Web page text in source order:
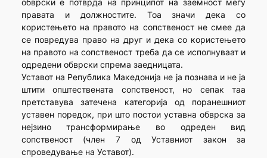
обврски е потврда на принципот на заемност меѓу
правата и должностите. Тоа значи дека со
користењето на правото на сопственост не смее да
се повредува право на друг и дека со користењето
на правото на сопственост треба да се исполнуваат и
одредени обврски спрема заедницата.
Уставот на Република Македонија не ја познава и не ја
штити општествената сопственост, но сепак таа
претставува затечена категорија од поранешниот
уставен поредок, при што постои уставна обврска за
нејзино трансформирање во одреден вид
сопственост (член 7 од Уставниот закон за
спроведување на Уставот).